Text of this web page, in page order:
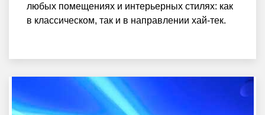
любых помещениях и интерьерных стилях: как
в классическом, так и в направлении хай-тек.